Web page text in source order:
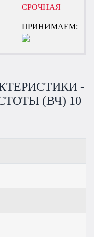
СРОЧНАЯ
ПРИНИМАЕМ:
-
(ВЧ) 10